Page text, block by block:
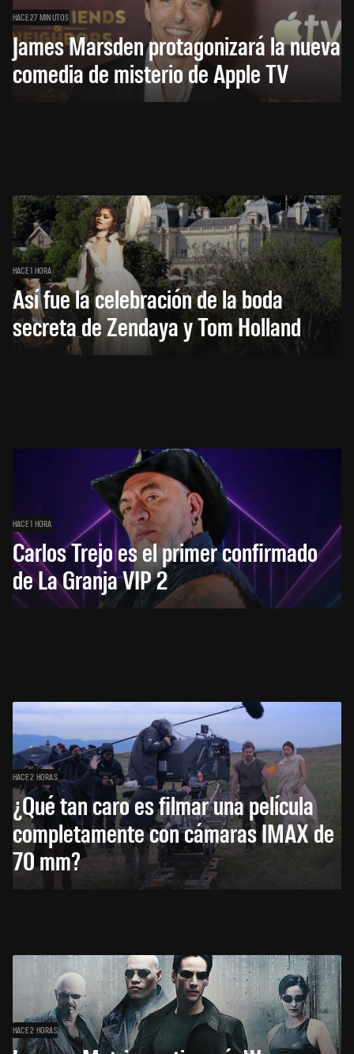
HACE 27 MINUTOS
James Marsden protagonizará la nueva
comedia de misterio de Apple TV
HACE 1 HORA
Así fue la celebración de la boda
secreta de Zendaya y Tom Holland
HACE 1 HORA
Carlos Trejo es el primer confirmado
de La Granja VIP 2
HACE 2 HORAS
¿Qué tan caro es filmar una película
completamente con cámaras IMAX de
70 mm?
HACE 2 HORAS